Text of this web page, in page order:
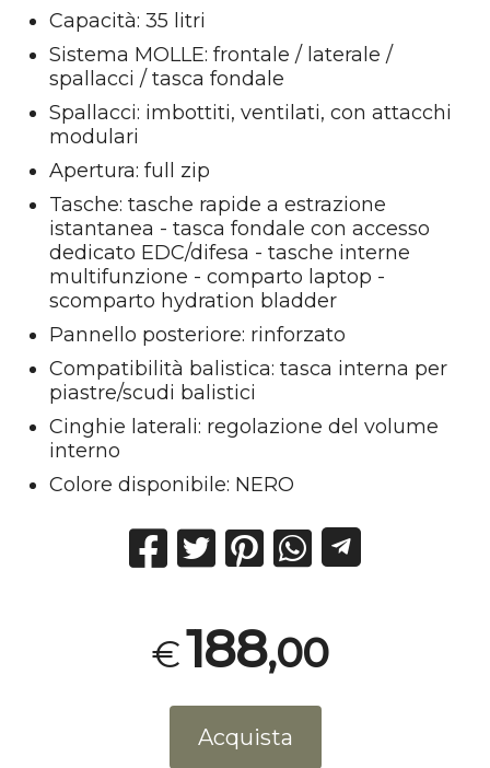
Capacità: 35 litri
Sistema MOLLE: frontale / laterale /
spallacci / tasca fondale
Spallacci: imbottiti, ventilati, con attacchi
modulari
Apertura: full zip
Tasche: tasche rapide a estrazione
istantanea - tasca fondale con accesso
dedicato EDC/difesa - tasche interne
multifunzione - comparto laptop -
scomparto hydration bladder
Pannello posteriore: rinforzato
Compatibilità balistica: tasca interna per
piastre/scudi balistici
Cinghie laterali: regolazione del volume
interno
Colore disponibile: NERO
€188,00
Acquista